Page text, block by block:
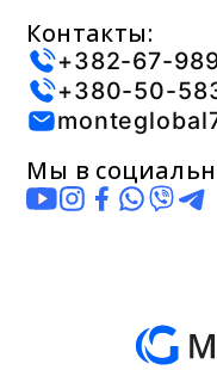
Контакты:
+382-67-
+380-50-
Мы в